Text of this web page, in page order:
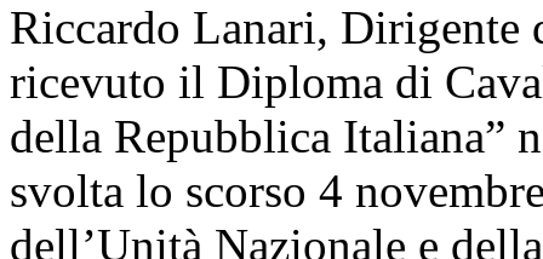
Riccardo Lanari, Dirigente
ricevuto il Diploma di
della Repubblica Italiana”
svolta lo scorso 4
dell’Unità Nazionale e